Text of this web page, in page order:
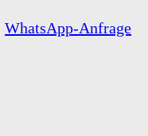
WhatsApp-Anfrage